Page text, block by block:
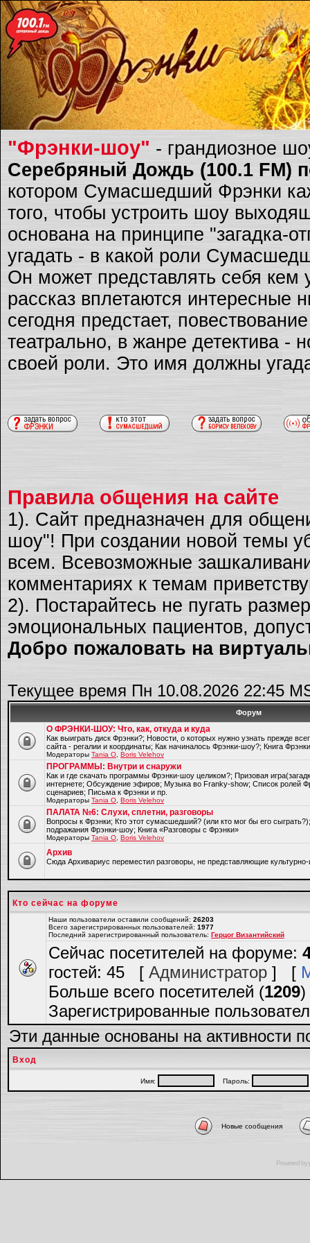
"Фрэнки-шоу" - грандиозное
Серебряный Дождь (100.1 FM)
котором Сумасшедший Фрэнки
того, чтобы устроить шоу
основана на принципе "загадка-
угадать - в какой роли
Он может представлять себя
рассказ вплетаются интересные
сегодня предстает,
театрально, в жанре детектива -
своей роли. Это имя должны
Правила общения на сайте
1). Сайт предназначен для
шоу"! При создании новой темы
всем. Всевозможные
комментариях к темам
2). Постарайтесь не пугать
эмоциональных пациентов,
Добро пожаловать на
Текущее время Пн 10.08.2026 22:45
Форум
О ФРЭНКИ-ШОУ: Что, как, откуда и куда
Как выиграть диск Фрэнки?; Новости, о которых нужно узнать прежде
сайта - регалии и координаты; Как начиналось Фрэнки-шоу?; Книга
Модераторы Tania O Boris Velehov
ПРОГРАММЫ: Внутри и снаружи
Как и где скачать программы Фрэнки-шоу целиком?; Призовая
интернете; Обсуждение эфиров; Музыка во Franky-show; Список ролей
сценариев; Письма к Фрэнки и пр.
Модераторы Tania O Boris Velehov
ПАЛАТА №6: Слухи, сплетни, разговоры
Вопросы к Фрэнки; Кто этот сумасшедший? (или кто мог бы его
подражания Фрэнки-шоу; Книга «Разговоры с Фрэнки»
Модераторы Tania O Boris Velehov
Архив
Cюда Архивариус переместил разговоры, не представляющие культурно-
Кто сейчас на форуме
Наши пользователи оставили сообщений: 26203
Всего зарегистрированных пользователей: 1977
Последний зарегистрированный пользователь: Герцог Византийский
Сейчас посетителей на форуме:
гостей: 45 [ Администратор ] [
Больше всего посетителей (1209)
Зарегистрированные
Эти данные основаны на активности
Вход
Имя: Пароль:
Новые сообщения
Powered by